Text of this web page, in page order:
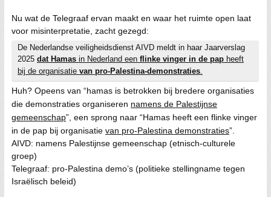
Nu wat de Telegraaf ervan maakt en waar het ruimte open laat
voor misinterpretatie, zacht gezegd:
De Nederlandse veiligheidsdienst AIVD meldt in haar Jaarverslag
2025 dat Hamas in Nederland een flinke vinger in de pap heeft
bij de organisatie van pro-Palestina-demonstraties.
Huh? Opeens van “hamas is betrokken bij bredere organisaties
die demonstraties organiseren namens de Palestijnse
gemeenschap”, een sprong naar “Hamas heeft een flinke vinger
in de pap bij organisatie van pro-Palestina demonstraties”.
AIVD: namens Palestijnse gemeenschap (etnisch-culturele
groep)
Telegraaf: pro-Palestina demo’s (politieke stellingname tegen
Israëlisch beleid)